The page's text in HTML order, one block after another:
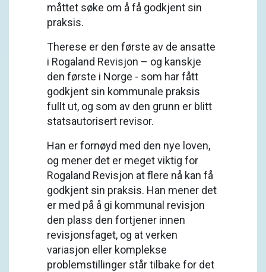
måttet søke om å få godkjent sin
praksis.
Therese er den første av de ansatte
i Rogaland Revisjon – og kanskje
den første i Norge - som har fått
godkjent sin kommunale praksis
fullt ut, og som av den grunn er blitt
statsautorisert revisor.
Han er fornøyd med den nye loven,
og mener det er meget viktig for
Rogaland Revisjon at flere nå kan få
godkjent sin praksis. Han mener det
er med på å gi kommunal revisjon
den plass den fortjener innen
revisjonsfaget, og at verken
variasjon eller komplekse
problemstillinger står tilbake for det